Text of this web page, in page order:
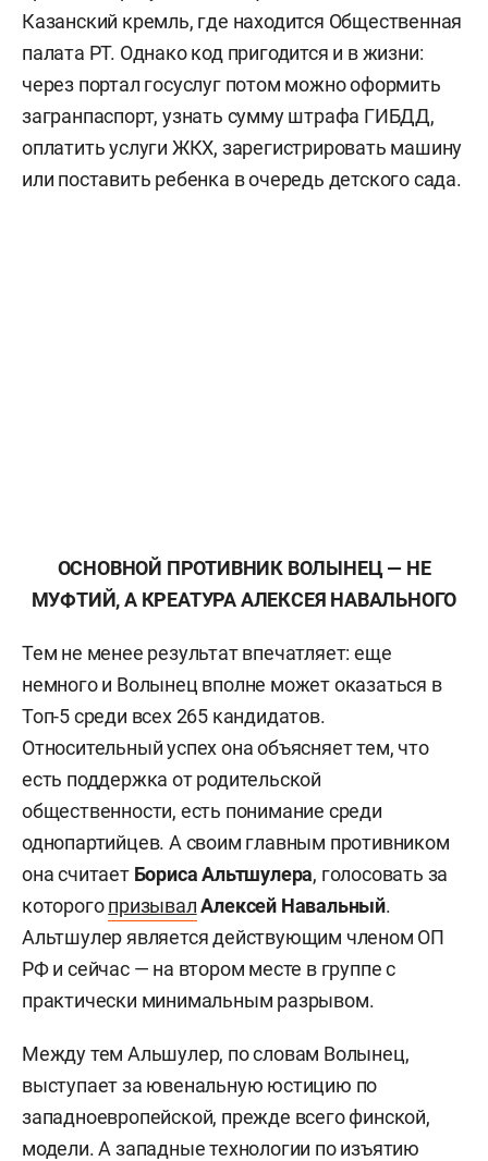
Казанский кремль, где находится Общественная
палата РТ. Однако код пригодится и в жизни:
через портал госуслуг потом можно оформить
загранпаспорт, узнать сумму штрафа ГИБДД,
оплатить услуги ЖКХ, зарегистрировать машину
или поставить ребенка в очередь детского сада.
ОСНОВНОЙ ПРОТИВНИК ВОЛЫНЕЦ — НЕ
МУФТИЙ, А КРЕАТУРА АЛЕКСЕЯ НАВАЛЬНОГО
Тем не менее результат впечатляет: еще
немного и Волынец вполне может оказаться в
Топ-5 среди всех 265 кандидатов.
Относительный успех она объясняет тем, что
есть поддержка от родительской
общественности, есть понимание среди
однопартийцев. А своим главным противником
она считает Бориса Альтшулера, голосовать за
которогопризывал Алексей Навальный.
Альтшулер является действующим членом ОП
РФ и сейчас — на втором месте в группе с
практически минимальным разрывом.
Между тем Альшулер, по словам Волынец,
выступает за ювенальную юстицию по
западноевропейской, прежде всего финской,
модели. А западные технологии по изъятию